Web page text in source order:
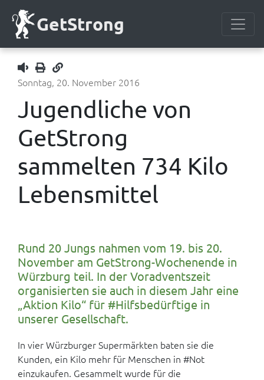
GetStrong
Sonntag, 20. November 2016
1x
Jugendliche von
GetStrong
sammelten 734 Kilo
Lebensmittel
Rund 20 Jungs nahmen vom 19. bis 20.
November am GetStrong-Wochenende in
Würzburg teil. In der Voradventszeit
organisierten sie auch in diesem Jahr eine
„Aktion Kilo“ für #Hilfsbedürftige in
unserer Gesellschaft.
In vier Würzburger Supermärkten baten sie die
Kunden, ein Kilo mehr für Menschen in #Not
einzukaufen. Gesammelt wurde für die